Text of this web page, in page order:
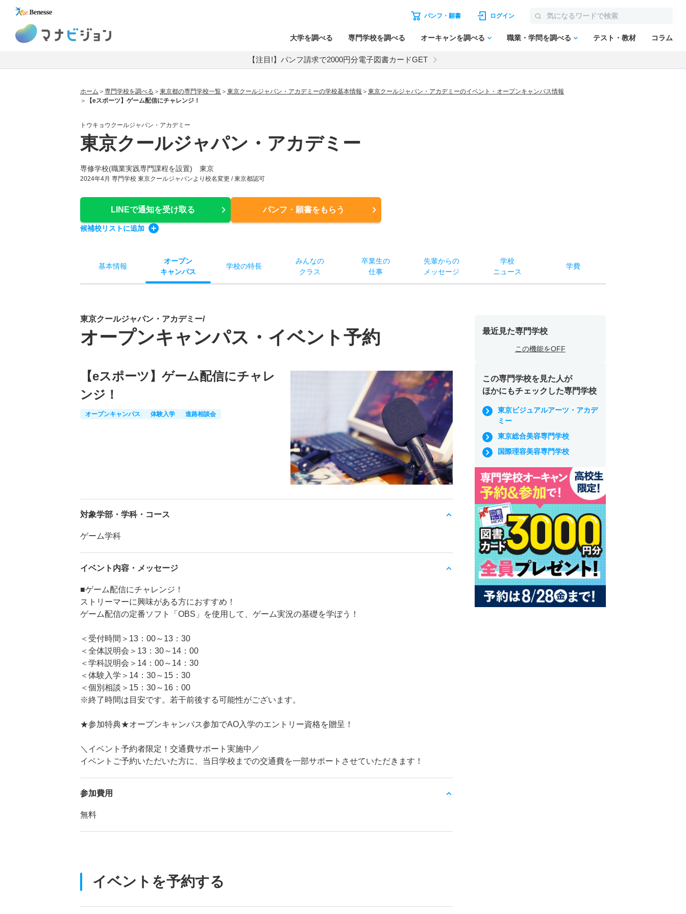
パンフ・願書 ログイン
大学を調べる 専門学校を調べる オーキャンを調べる 職業・学問を調べる テスト・教材 コラム
【注目!】パンフ請求で2000円分電子図書カードGET
ホーム 専門学校を調べる 東京都の専門学校一覧 東京クールジャパン・アカデミーの学校基本情報
東京クールジャパン・アカデミーのイベント・オープンキャンパス情報
【eスポーツ】ゲーム配信にチャレンジ！
トウキョウクールジャパン・アカデミー
東京クールジャパン・アカデミー
専修学校(職業実践専門課程を設置) 東京
2024年4月 専門学校 東京クールジャパンより校名変更 / 東京都認可
LINEで通知を受け取る パンフ・願書をもらう
候補校リストに追加
基本情報
オープン
キャンパス
学校の特長
みんなの
クラス
卒業生の
仕事
先輩からの
メッセージ
学校
ニュース
学費
東京クールジャパン・アカデミー/
オープンキャンパス・イベント予約
【eスポーツ】ゲーム配信にチャレ
ンジ！
オープンキャンパス 体験入学 進路相談会
対象学部・学科・コース
ゲーム学科
イベント内容・メッセージ
■ゲーム配信にチャレンジ！
ストリーマーに興味がある方におすすめ！
ゲーム配信の定番ソフト「OBS」を使用して、ゲーム実況の基礎を学ぼう！
＜受付時間＞13：00～13：30
＜全体説明会＞13：30～14：00
＜学科説明会＞14：00～14：30
＜体験入学＞14：30～15：30
＜個別相談＞15：30～16：00
※終了時間は目安です。若干前後する可能性がございます。
★参加特典★オープンキャンパス参加でAO入学のエントリー資格を贈呈！
＼イベント予約者限定！交通費サポート実施中／
イベントご予約いただいた方に、当日学校までの交通費を一部サポートさせていただきます！
参加費用
無料
イベントを予約する
最近見た専門学校
この機能をOFF
この専門学校を見た人が
ほかにもチェックした専門学校
東京ビジュアルアーツ・アカデ
ミー
東京総合美容専門学校
国際理容美容専門学校